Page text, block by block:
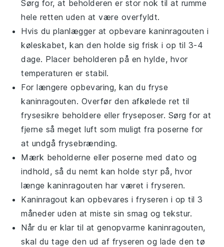
Sørg for, at beholderen er stor nok til at rumme
hele retten uden at være overfyldt.
Hvis du planlægger at opbevare kaninragouten i
køleskabet, kan den holde sig frisk i op til 3-4
dage. Placer beholderen på en hylde, hvor
temperaturen er stabil.
For længere opbevaring, kan du fryse
kaninragouten. Overfør den afkølede ret til
frysesikre beholdere eller fryseposer. Sørg for at
fjerne så meget luft som muligt fra poserne for
at undgå frysebrænding.
Mærk beholderne eller poserne med dato og
indhold, så du nemt kan holde styr på, hvor
længekaninragouten har været i fryseren.
Kaninragout kan opbevares i fryseren i op til 3
måneder uden at miste sin smag og tekstur.
Når du er klar til at genopvarme kaninragouten,
skal du tage den ud af fryseren og lade den tø